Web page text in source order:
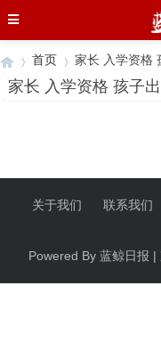
首页 家长 入学资格
家长 入学资格 孩子
关于我们 联系我们
Powered By 蓝鲸日报